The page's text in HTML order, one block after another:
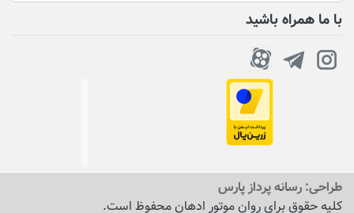
با ما همراه باشید
طراحی: رسانه پرداز پارس
کلیه حقوق برای روان موتور ادهان محفوظ است.